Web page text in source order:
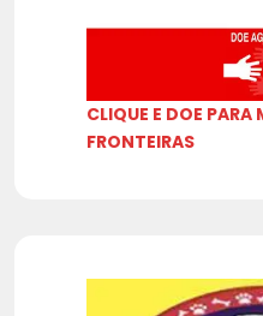
CLIQUE E DOE PARA
FRONTEIRAS